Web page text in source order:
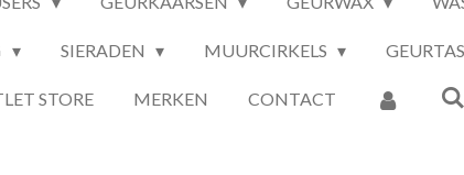
SIERADEN MUURCIRKELS
STORE MERKEN CONTACT